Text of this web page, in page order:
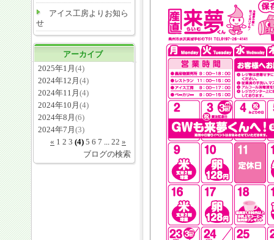
アイス工房よりお知ら
せ
アーカイブ
2025年1月 (4)
2024年12月 (4)
2024年11月 (4)
2024年10月 (4)
2024年8月 (6)
2024年7月 (3)
« 1 2 3 (4) 5 6 7 ... 22 »
ブログの検索